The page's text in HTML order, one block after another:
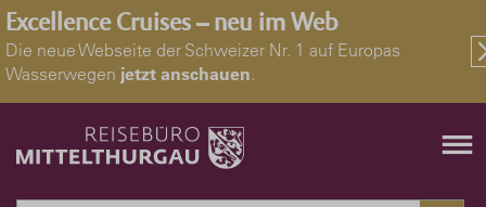
Excellence Cruises – neu im Web
Die neue Webseite der Schweizer Nr. 1 auf Europas
Wasserwegen jetzt anschauen.